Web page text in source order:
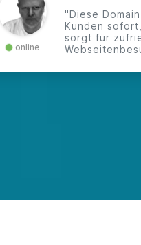
online
"Diese
Kunden
sorgt für